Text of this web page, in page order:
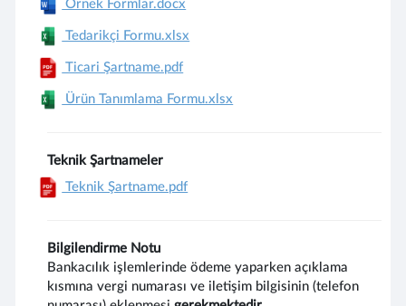
Örnek Formlar.docx
Tedarikçi Formu.xlsx
Ticari Şartname.pdf
Ürün Tanımlama Formu.xlsx
Teknik Şartnameler
Teknik Şartname.pdf
Bilgilendirme Notu
Bankacılık işlemlerinde ödeme yaparken açıklama
kısmına vergi numarası ve iletişim bilgisinin (telefon